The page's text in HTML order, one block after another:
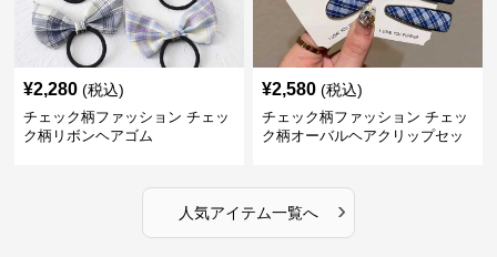
¥2,280 (税込)
チェック柄ファッション チェッ
ク柄リボンヘアゴム
¥2,580 (税込)
チェック柄ファッション チェッ
ク柄オーバルヘアクリップセッ
人気アイテム一覧へ ›